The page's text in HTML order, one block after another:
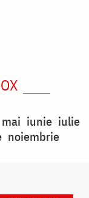
mai iunie iulie
noiembrie